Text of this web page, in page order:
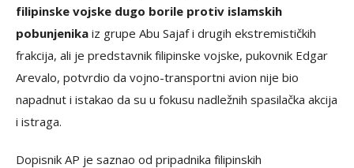
filipinske vojske dugo borile protiv islamskih
pobunjenika iz grupe Abu Sajaf i drugih ekstremističkih
frakcija, ali je predstavnik filipinske vojske, pukovnik Edgar
Arevalo, potvrdio da vojno-transportni avion nije bio
napadnut i istakao da su u fokusu nadležnih spasilačka akcija
i istraga.
Dopisnik AP je saznao od pripadnika filipinskih